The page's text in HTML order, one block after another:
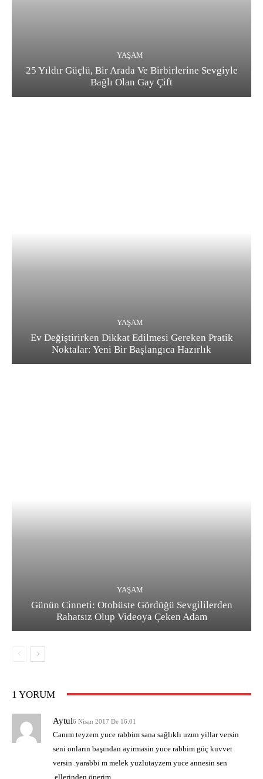
YAŞAM
25 Yıldır Güçlü, Bir Arada Ve Birbirlerine Sevgiyle
Bağlı Olan Gay Çift
YAŞAM
Ev Değiştirirken Dikkat Edilmesi Gereken Pratik
Noktalar: Yeni Bir Başlangıca Hazırlık
YAŞAM
Günün Cinneti: Otobüste Gördüğü Sevgililerden
Rahatsız Olup Videoya Çeken Adam
1 YORUM
Aytul6 Nisan 2017 De 16:01
Canım teyzem yuce rabbim sana sağlıklı uzun yillar versin
seni onların başından ayirmasin yuce rabbim güç kuvvet
versin .yarabbi m melek yuzlutayzem yuce annesin sen
.ellerinden öperim.